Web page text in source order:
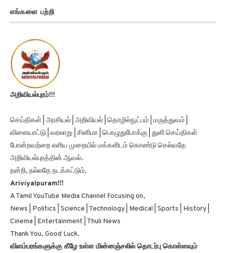
எங்களை பற்றி
அறிவியல்புரம்!!!
செய்திகள் | அரசியல் | அறிவியல் | தொழில்நுட்பம் | மருத்துவம் |
விளையாட்டு | வரலாறு | சினிமா | பொழுதுபோக்கு | துளி செய்திகள்
போன்றவற்றை எளிய முறையில் மக்களிடம் கொண்டு செல்வதே
அறிவியல்புரத்தின் ஆவல்.
நன்றி, நல்லதே நடக்கட்டும்.
Ariviyalpuram!!!
A Tamil YouTube Media Channel Focusing on,
News | Politics | Science | Technology | Medical | Sports | History |
Cinema | Entertainment | Thuli News
Thank You, Good Luck.
விளம்பரங்களுக்கு கீழே உள்ள மின்னஞ்சலில் தொடர்பு கொள்ளவும்